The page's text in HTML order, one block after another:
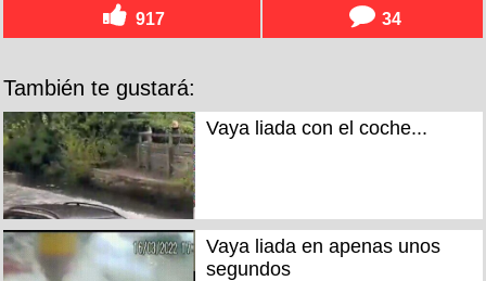
917 34
También te gustará:
Vaya liada con el coche...
Vaya liada en apenas unos
segundos